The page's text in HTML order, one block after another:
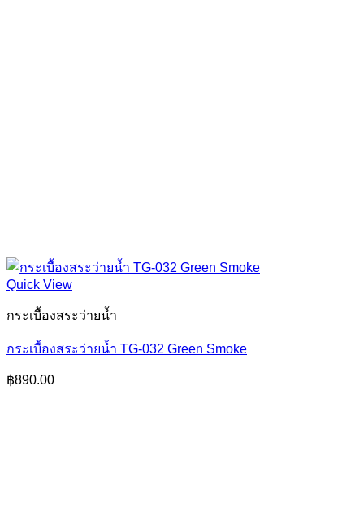
Quick View
กระเบื้องสระว่ายน้ำ
กระเบื้องสระว่ายน้ำ TG-032 Green Smoke
฿890.00